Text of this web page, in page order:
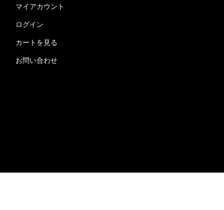
マイアカウント
ログイン
カートを見る
お問い合わせ